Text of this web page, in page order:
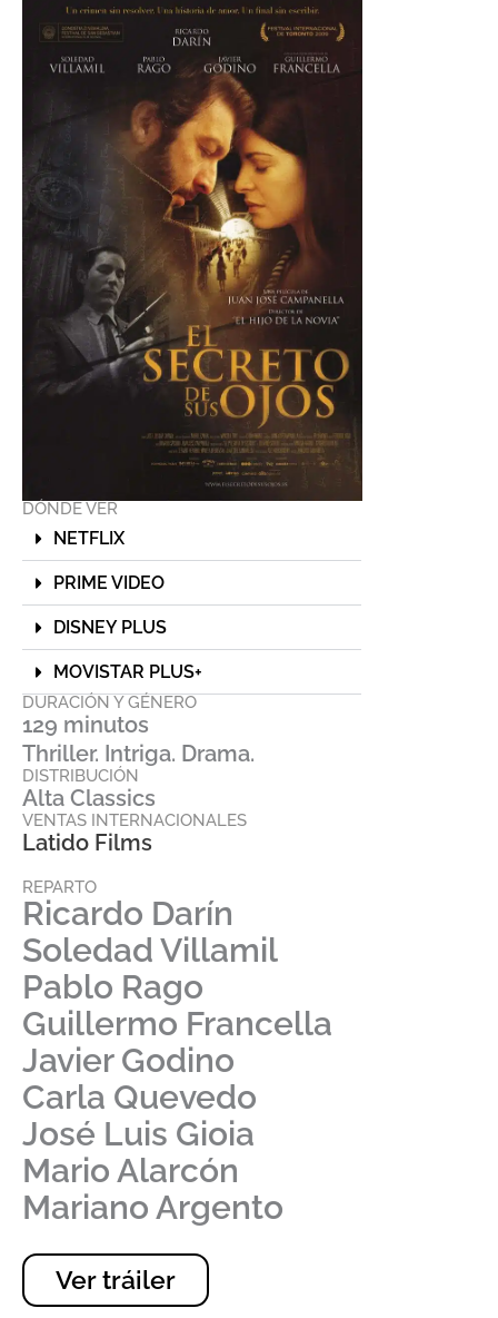
DÓNDE VER
NETFLIX
PRIME VIDEO
DISNEY PLUS
MOVISTAR PLUS+
DURACIÓN Y GÉNERO
129 minutos
Thriller. Intriga. Drama.
DISTRIBUCIÓN
Alta Classics
VENTAS INTERNACIONALES
Latido Films
REPARTO
Ricardo Darín
Soledad Villamil
Pablo Rago
Guillermo Francella
Javier Godino
Carla Quevedo
José Luis Gioia
Mario Alarcón
Mariano Argento
Ver tráiler